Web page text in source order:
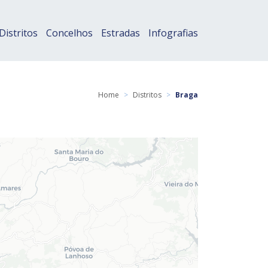
Concelhos Estradas Infografias
Home > Distritos > Braga